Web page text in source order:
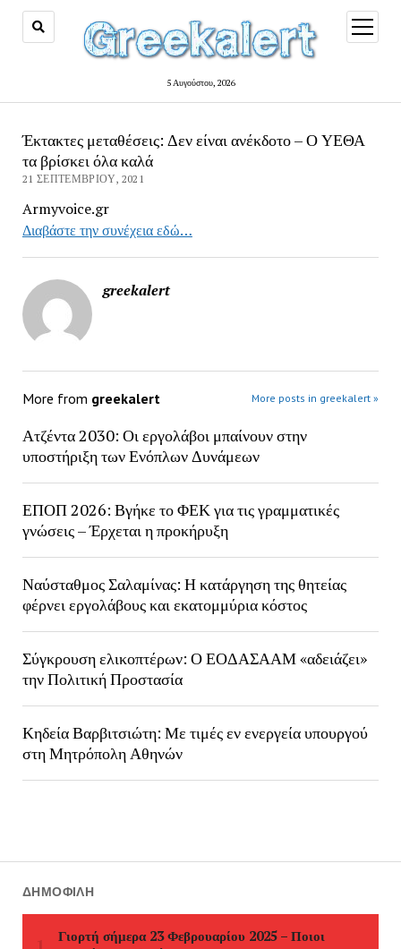
5 Αυγούστου, 2026
open
menu
Έκτακτες μεταθέσεις: Δεν είναι ανέκδοτο – Ο ΥΕΘΑ
τα βρίσκει όλα καλά
21 ΣΕΠΤΕΜΒΡΊΟΥ, 2021
Armyvoice.gr
Διαβάστε την συνέχεια εδώ…
greekalert
More from greekalert More posts in greekalert »
Ατζέντα 2030: Οι εργολάβοι μπαίνουν στην
υποστήριξη των Ενόπλων Δυνάμεων
ΕΠΟΠ 2026: Βγήκε το ΦΕΚ για τις γραμματικές
γνώσεις – Έρχεται η προκήρυξη
Ναύσταθμος Σαλαμίνας: Η κατάργηση της θητείας
φέρνει εργολάβους και εκατομμύρια κόστος
Σύγκρουση ελικοπτέρων: Ο ΕΟΔΑΣΑΑΜ «αδειάζει»
την Πολιτική Προστασία
Κηδεία Βαρβιτσιώτη: Με τιμές εν ενεργεία υπουργού
στη Μητρόπολη Αθηνών
ΔΗΜΟΦΙΛΉ